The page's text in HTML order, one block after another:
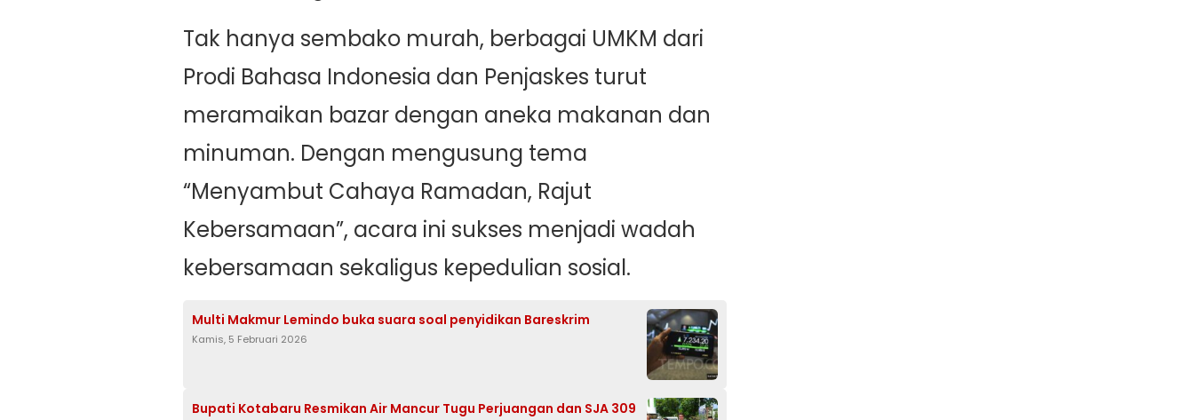
Tak hanya sembako murah, berbagai UMKM dari
Prodi Bahasa Indonesia dan Penjaskes turut
meramaikan bazar dengan aneka makanan dan
minuman. Dengan mengusung tema
“Menyambut Cahaya Ramadan, Rajut
Kebersamaan”, acara ini sukses menjadi wadah
kebersamaan sekaligus kepedulian sosial.
Multi Makmur Lemindo buka suara soal penyidikan Bareskrim
Kamis, 5 Februari 2026
Bupati Kotabaru Resmikan Air Mancur Tugu Perjuangan dan SJA 309